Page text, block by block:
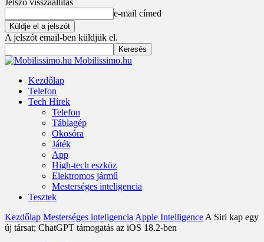
Jelszó visszaállítás
e-mail címed
A jelszót email-ben küldjük el.
Mobilissimo.hu
Kezdőlap
Telefon
Tech Hírek
Telefon
Táblagép
Okosóra
Játék
App
High-tech eszköz
Elektromos jármű
Mesterséges inteligencia
Tesztek
Kezdőlap Mesterséges inteligencia Apple Intelligence A Siri kap egy
új társat; ChatGPT támogatás az iOS 18.2-ben